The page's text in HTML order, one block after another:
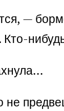
—
не